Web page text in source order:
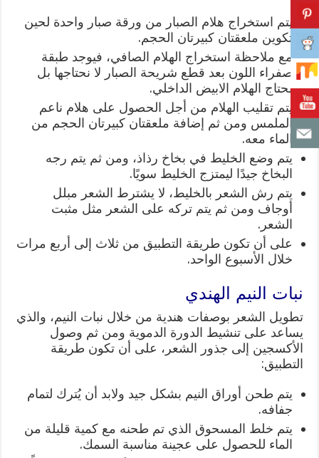
يتم استخراج هلام الصبار من ورقة صبار واحدة لحين
تكوين ملعقتان كبيرتان الحجم.
مع ملاحظة استخراج الهلام الصافي، فيوجد طبقة
صفراء اللون بعد قطع شريحة الصبار لا نحتاجها بل
نحتاج الهلام الابيض الداخلي.
يتم تقليب الهلام من أجل الحصول على هلام ناعم
الملمس ومن ثم إضافة ملعقتان كبيرتان الحجم من
الماء معه.
يتم وضع الخليط في بخاخ رذاذ، ومن ثم يتم رجه
البخاخ جيدًا ليمتزج الخليط سويًا.
يتم رش الشعر بالخليط، لا يشترط الشعر مبلل
أوجاف ومن ثم يتم تركه على الشعر مثل مثبت
الشعر.
على أن تكون طريقة التطبيق من ثلاث إلى أربع مرات
خلال الأسبوع الواحد.
نبات النيم الهندي
تطويل الشعر بوصفات هندية من خلال نبات النيم، والذي
يساعد على تنشيط الدورة الدموية ومن ثم وصول
الأكسجين إلى جذور الشعر، على أن تكون طريقة
التطبيق:
يتم طحن أوراق النيم بشكل جيد ولابد أن يُترك لتمام
جفافه.
يتم خلط المسحوق الذي تم طحنه مع كمية قليلة من
الماء للحصول على عجينة مناسبة السمك.